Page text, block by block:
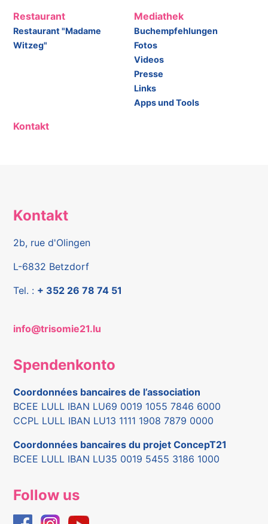
Restaurant
Restaurant "Madame
Witzeg"
Mediathek
Buchempfehlungen
Fotos
Videos
Presse
Links
Apps und Tools
Kontakt
Kontakt
2b, rue d'Olingen
L-6832 Betzdorf
Tel. : + 352 26 78 74 51
info@trisomie21.lu
Spendenkonto
Coordonnées bancaires de l’association
BCEE LULL IBAN LU69 0019 1055 7846 6000
CCPL LULL IBAN LU13 1111 1908 7879 0000
Coordonnées bancaires du projet ConcepT21
BCEE LULL IBAN LU35 0019 5455 3186 1000
Follow us